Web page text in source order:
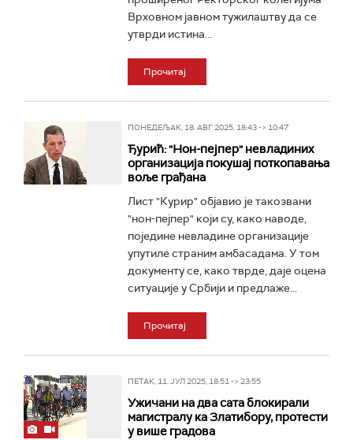
Врховном јавном тужилаштву да се
утврди истина...
Прочитај
ПОНЕДЕЉАК, 18. АВГ 2025, 18:43 -> 10:47
Ђурић: "Нон-пејпер" невладиних
организација покушај поткопавања
воље грађана
Лист "Курир" објавио је такозвани
"нон-пејпер" који су, како наводе,
поједине невладине организације
упутиле страним амбасадама. У том
документу се, како тврде, даје оцена
ситуације у Србији и предлаже...
Прочитај
ПЕТАК, 11. ЈУЛ 2025, 18:51 -> 23:55
Ужичани на два сата блокирали
магистралу ка Златибору, протести
у више градова